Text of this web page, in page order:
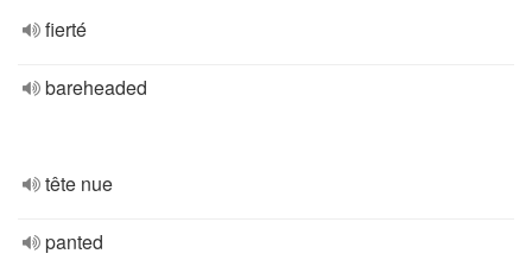
fierté
bareheaded
tête nue
panted